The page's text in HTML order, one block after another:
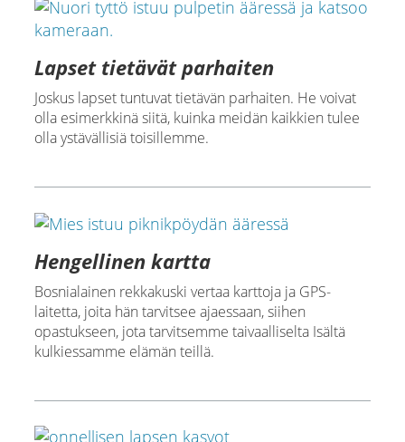
Lapset tietävät parhaiten
Joskus lapset tuntuvat tietävän parhaiten. He voivat
olla esimerkkinä siitä, kuinka meidän kaikkien tulee
olla ystävällisiä toisillemme.
Hengellinen kartta
Bosnialainen rekkakuski vertaa karttoja ja GPS-
laitetta, joita hän tarvitsee ajaessaan, siihen
opastukseen, jota tarvitsemme taivaalliselta Isältä
kulkiessamme elämän teillä.